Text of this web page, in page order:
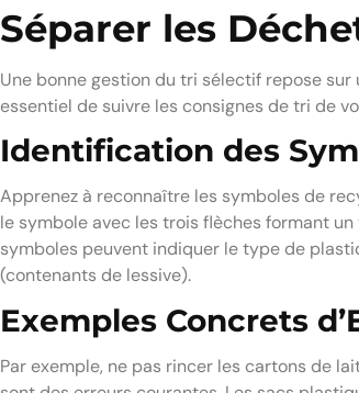
Séparer les
Une bonne gestion du tri sélectif repose
essentiel de suivre les consignes de tri de
Identification des
Apprenez à reconnaître les symboles de
le symbole avec les trois flèches formant
symboles peuvent indiquer le type de
(contenants de lessive).
Exemples Concrets
Par exemple, ne pas rincer les cartons de